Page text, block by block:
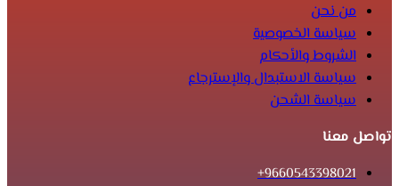
من نحن
سياسة الخصوصية
الشروط والأحكام
سياسة الاستبدال والإسترجاع
سياسة الشحن
تواصل معنا
9660543398021+